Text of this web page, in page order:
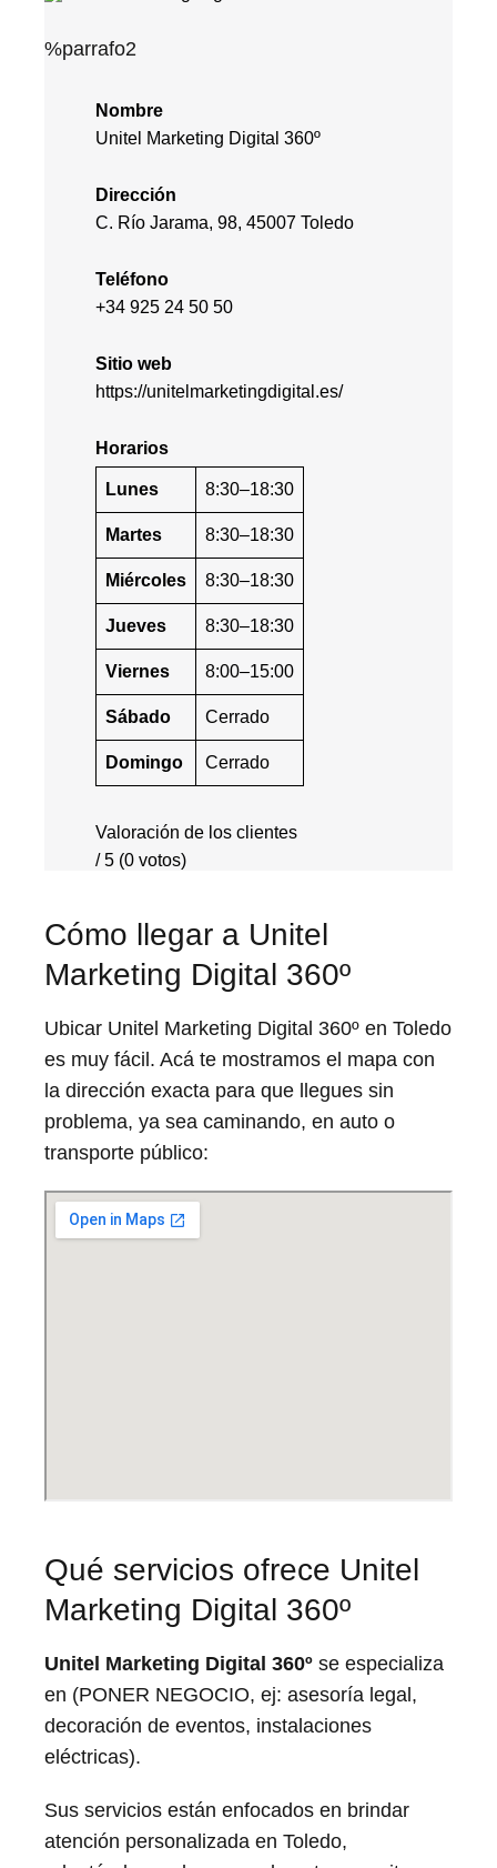
%parrafo2
Nombre
Unitel Marketing Digital 360º
Dirección
C. Río Jarama, 98, 45007 Toledo
Teléfono
+34 925 24 50 50
Sitio web
https://unitelmarketingdigital.es/
Horarios
Lunes 8:30–18:30
Martes 8:30–18:30
Miércoles 8:30–18:30
Jueves 8:30–18:30
Viernes 8:00–15:00
Sábado Cerrado
Domingo Cerrado
Valoración de los clientes
/ 5 (0 votos)
Cómo llegar a Unitel
Marketing Digital 360º
Ubicar Unitel Marketing Digital 360º en Toledo
es muy fácil. Acá te mostramos el mapa con
la dirección exacta para que llegues sin
problema, ya sea caminando, en auto o
transporte público:
Qué servicios ofrece Unitel
Marketing Digital 360º
Unitel Marketing Digital 360º se especializa
en (PONER NEGOCIO, ej: asesoría legal,
decoración de eventos, instalaciones
eléctricas).
Sus servicios están enfocados en brindar
atención personalizada en Toledo,